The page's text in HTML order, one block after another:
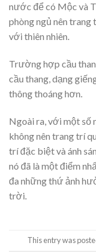
nước để có Mộc và
phòng ngủ nên trang
với thiên nhiên.
Trường hợp cầu
cầu thang, dạng
thông thoáng hơn.
Ngoài ra, với một số
không nên trang trí
trí đặc biệt và ánh
nó đã là một điểm
đa những thứ ảnh
trời.
This entry was